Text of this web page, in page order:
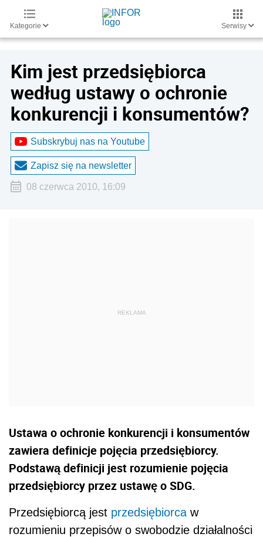
Kategorie Serwisy
Kim jest przedsiębiorca
według ustawy o ochronie
konkurencji i konsumentów?
Subskrybuj nas na Youtube
Zapisz się na newsletter
08 czerwca 2010, 16:09
Ustawa o ochronie konkurencji i konsumentów
zawiera definicje pojęcia przedsiębiorcy.
Podstawą definicji jest rozumienie pojęcia
przedsiębiorcy przez ustawę o SDG.
Przedsiębiorcą jest przedsiębiorca w
rozumieniu przepisów o swobodzie działalności